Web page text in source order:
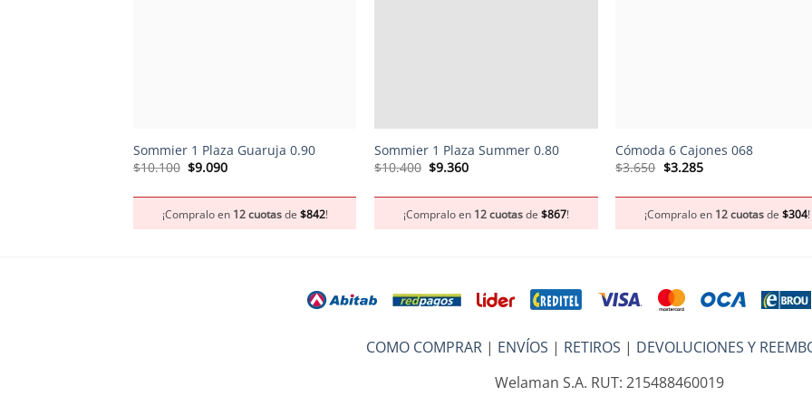
Sommier 1 Plaza Guaruja 0.90
$10.100 El
$10.100.
$9.090El
$9.090.
¡Compralo en 12 cuotasde $842!
Sommier 1 Plaza Summer 0.80
$10.400 El
$10.400.
$9.360El
$9.360.
¡Compralo en 12 cuotasde $867!
Cómoda 6 Cajones 068
$3.650 El
$3.650.
$3.285El
$3.285.
¡Compralo en 12 cuotasde$304!
COMO COMPRAR | ENVÍOS | RETIROS | DEVOLUCIONES Y
Welaman S.A. RUT: 215488460019